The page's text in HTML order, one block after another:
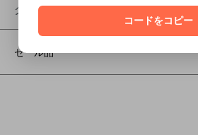
グループ
セール品
コードをコピー